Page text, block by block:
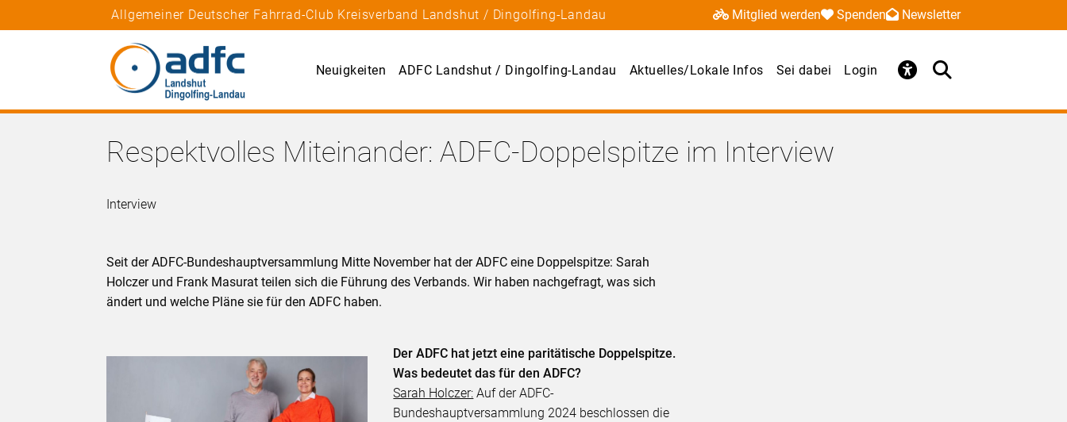
Allgemeiner Deutscher Fahrrad-Club Kreisverband Landshut / Dingolfing-Landau Mitglied werden Spenden Newsletter
Neuigkeiten ADFC Landshut / Dingolfing-Landau Aktuelles/Lokale Infos Sei dabei Login
Respektvolles Miteinander: ADFC-Doppelspitze im Interview
Interview
Seit der ADFC-Bundeshauptversammlung Mitte November hat der ADFC eine Doppelspitze: Sarah
Holczer und Frank Masurat teilen sich die Führung des Verbands. Wir haben nachgefragt, was sich
ändert und welche Pläne sie für den ADFC haben.
Der ADFC hat jetzt eine paritätische Doppelspitze.
Was bedeutet das für den ADFC?
Sarah Holczer: Auf der ADFC-
Bundeshauptversammlung 2024 beschlossen die